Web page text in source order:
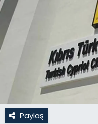
Paylaş
Kültür Sanat
Moda
Nöbetçi
Otomobil